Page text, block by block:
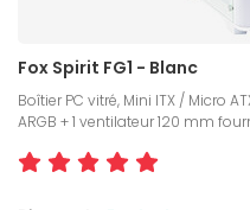
Fox Spirit FG1 - Blanc
Boîtier PC vitré, Mini ITX / Micro
ARGB + 1 ventilateur 120 mm